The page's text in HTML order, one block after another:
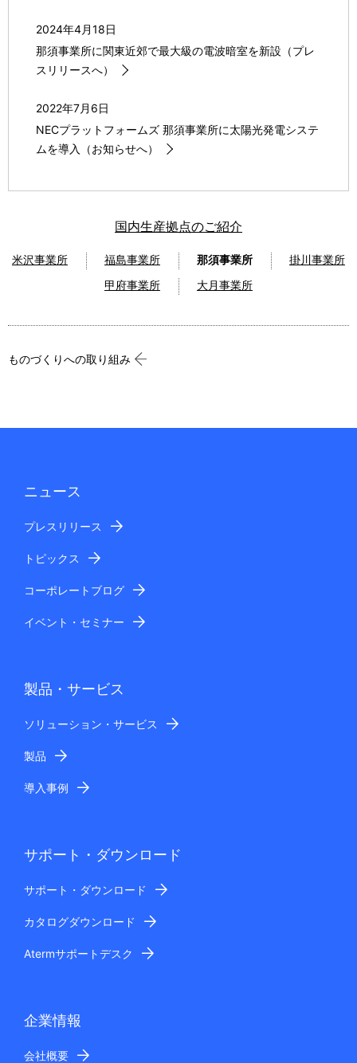
2024年4月18日
那須事業所に関東近郊で最大級の電波暗室を新設（プレ
スリリースへ）
2022年7月6日
NECプラットフォームズ 那須事業所に太陽光発電システ
ムを導入（お知らせへ）
国内生産拠点のご紹介
米沢事業所 福島事業所 那須事業所
掛川事業所
甲府事業所
大月事業所
ものづくりへの取り組み
ニュース
プレスリリース
トピックス
コーポレートブログ
イベント・セミナー
製品・サービス
ソリューション・サービス
製品
導入事例
サポート・ダウンロード
サポート・ダウンロード
カタログダウンロード
Atermサポートデスク
企業情報
会社概要